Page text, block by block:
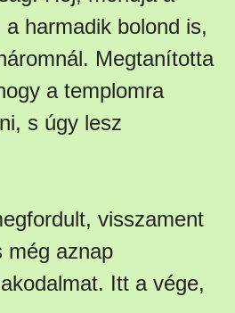
harmadik bolond is,
Megtanította
a templomra
s úgy lesz
visszament
még aznap
Itt a vége,